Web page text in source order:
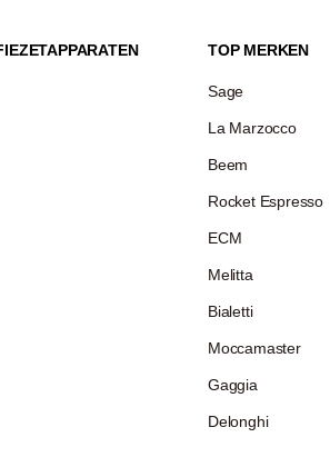
TOP MERKEN
Sage
La Marzocco
Beem
Rocket Espresso
ECM
Melitta
Bialetti
Moccamaster
Gaggia
Delonghi